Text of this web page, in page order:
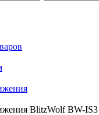
BlitzWolf BW-